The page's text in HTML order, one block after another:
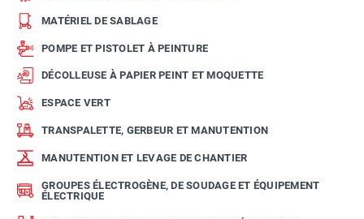
MATÉRIEL DE SABLAGE
POMPE ET PISTOLET À PEINTURE
DÉCOLLEUSE À PAPIER PEINT ET MOQUETTE
ESPACE VERT
TRANSPALETTE, GERBEUR ET MANUTENTION
MANUTENTION ET LEVAGE DE CHANTIER
GROUPES ÉLECTROGÈNE, DE SOUDAGE ET ÉQUIPEMENT
ÉLECTRIQUE